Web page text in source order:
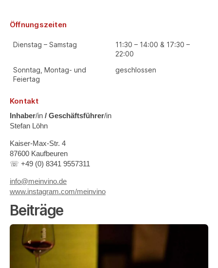
Öffnungszeiten
Dienstag – Samstag
11:30 – 14:00 & 17:30 –
22:00
Sonntag, Montag- und
Feiertag
geschlossen
Kontakt
Inhaber/in / Geschäftsführer/in
Stefan Löhn
Kaiser-Max-Str. 4
87600 Kaufbeuren
☏ +49 (0) 8341 9557311
info@meinvino.de
www.instagram.com/meinvino
Beiträge